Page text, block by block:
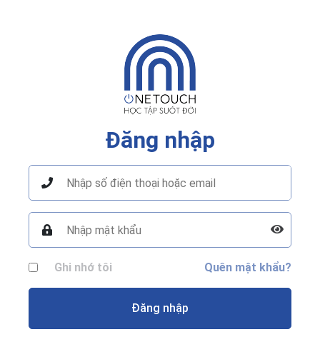
Đăng nhập
Ghi nhớ tôi Quên mật khẩu?
Đăng nhập